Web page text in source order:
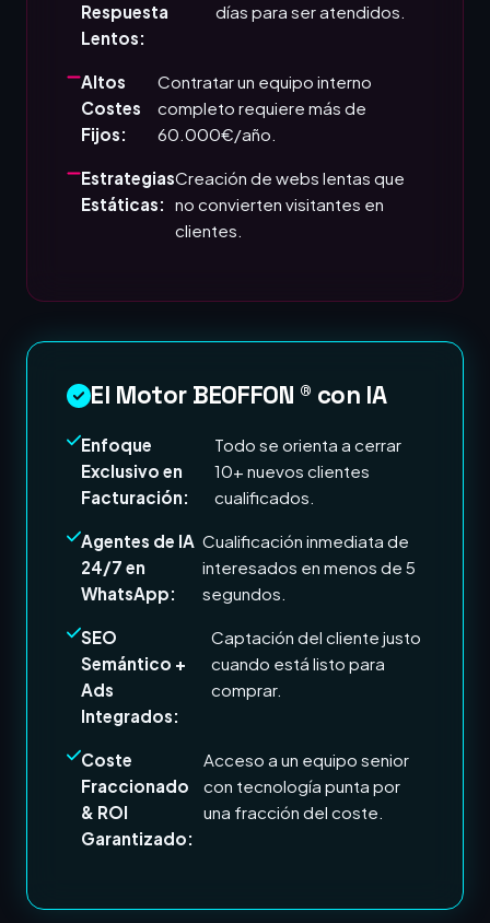
Respuesta
Lentos:
días para ser atendidos.
Altos
Costes
Fijos:
Contratar un equipo interno
completo requiere más de
60.000€/año.
Estrategias
Estáticas:
Creación de webs lentas que
no convierten visitantes en
clientes.
El Motor BEOFFON ® con IA
Enfoque
Exclusivo en
Facturación:
Todo se orienta a cerrar
10+ nuevos clientes
cualificados.
Agentes de IA
24/7 en
WhatsApp:
Cualificación inmediata de
interesados en menos de 5
segundos.
SEO
Semántico +
Ads
Integrados:
Captación del cliente justo
cuando está listo para
comprar.
Coste
Fraccionado
& ROI
Garantizado:
Acceso a un equipo senior
con tecnología punta por
una fracción del coste.